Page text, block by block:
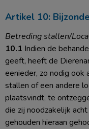
Artikel 10:
Betreding stallen/
10.1 Indien de
geeft, heeft de
eenieder, zo nodig ook
stallen of een andere
plaatsvindt, te
die zij noodzakelijk
gehouden hieraan